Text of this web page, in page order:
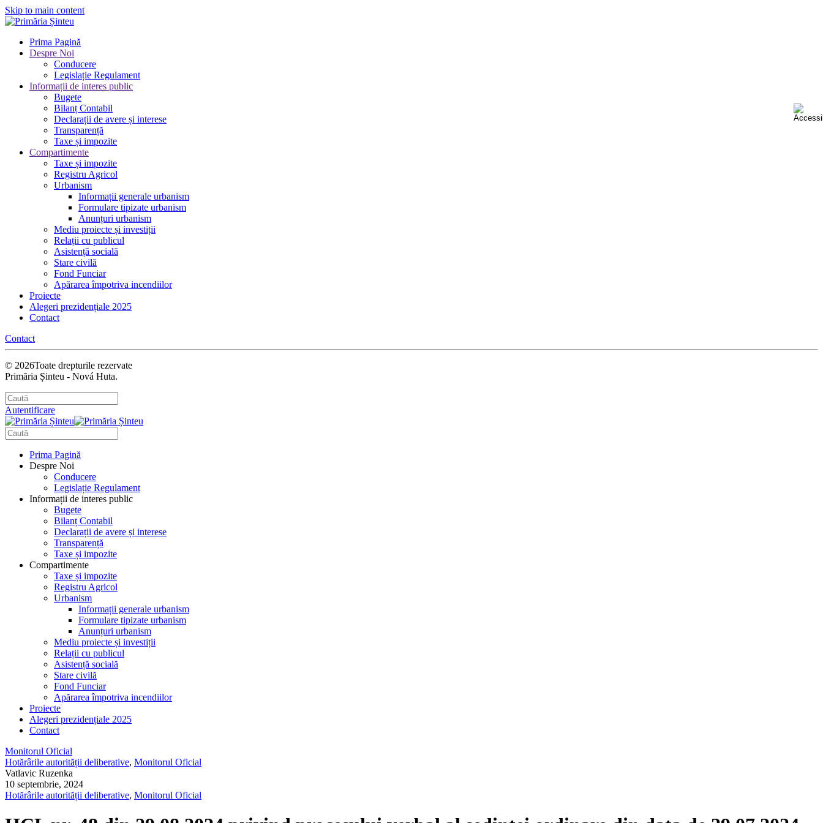
Skip to main content
Prima Pagină
Despre Noi
Conducere
Legislație Regulament
Informații de interes public
Bugete
Bilanț Contabil
Declarații de avere și interese
Transparență
Taxe și impozite
Compartimente
Taxe și impozite
Registru Agricol
Urbanism
Informații generale urbanism
Formulare tipizate urbanism
Anunțuri urbanism
Mediu proiecte și investiții
Relații cu publicul
Asistență socială
Stare civilă
Fond Funciar
Apărarea împotriva incendiilor
Proiecte
Alegeri prezidențiale 2025
Contact
Contact
© 2026Toate drepturile rezervate
Primăria Șinteu - Nová Huta.
Autentificare
Prima Pagină
Despre Noi
Conducere
Legislație Regulament
Informații de interes public
Bugete
Bilanț Contabil
Declarații de avere și interese
Transparență
Taxe și impozite
Compartimente
Taxe și impozite
Registru Agricol
Urbanism
Informații generale urbanism
Formulare tipizate urbanism
Anunțuri urbanism
Mediu proiecte și investiții
Relații cu publicul
Asistență socială
Stare civilă
Fond Funciar
Apărarea împotriva incendiilor
Proiecte
Alegeri prezidențiale 2025
Contact
Monitorul Oficial
Hotărârile autorității deliberative, Monitorul Oficial
Vatlavic Ruzenka
10 septembrie, 2024
Hotărârile autorității deliberative, Monitorul Oficial